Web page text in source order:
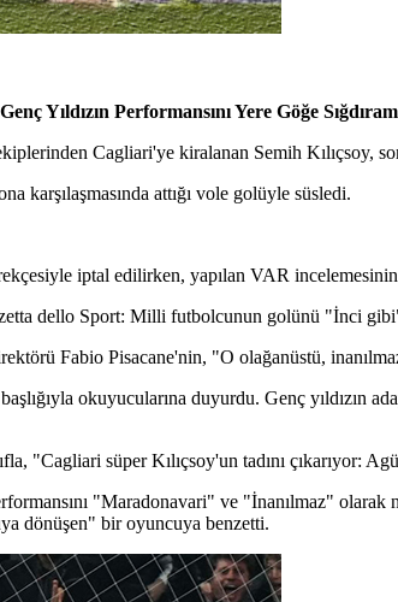
Yıldızın Performansını Yere Göğe
Cagliari'ye kiralanan Semih Kılıçsoy,
karşılaşmasında attığı vole golüyle süsledi.
iptal edilirken, yapılan VAR
dello Sport: Milli futbolcunun golünü "İnci
Fabio Pisacane'nin, "O olağanüstü,
okuyucularına duyurdu. Genç yıldızın
"Cagliari süper Kılıçsoy'un tadını çıkarıyor:
"Maradonavari" ve "İnanılmaz" olarak
dönüşen" bir oyuncuya benzetti.